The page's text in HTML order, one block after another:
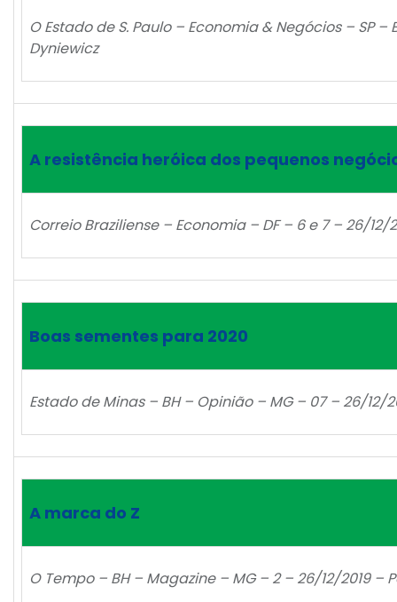
O Estado de S. Paulo – Economia & Negócios – SP –
Dyniewicz
A resistência heróica dos pequenos
Correio Braziliense – Economia – DF – 6 e 7 – 26/12/
Boas sementes para 2020
Estado de Minas – BH – Opinião – MG – 07 – 26/12/
A marca do Z
O Tempo – BH – Magazine – MG – 2 – 26/12/2019 –